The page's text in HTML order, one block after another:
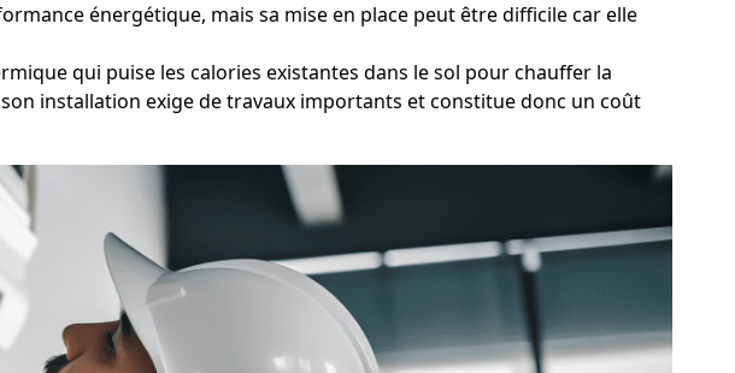
énergétique, mais sa mise en place peut être difficile car elle
qui puise les calories existantes dans le sol pour chauffer la
installation exige de travaux importants et constitue donc un coût